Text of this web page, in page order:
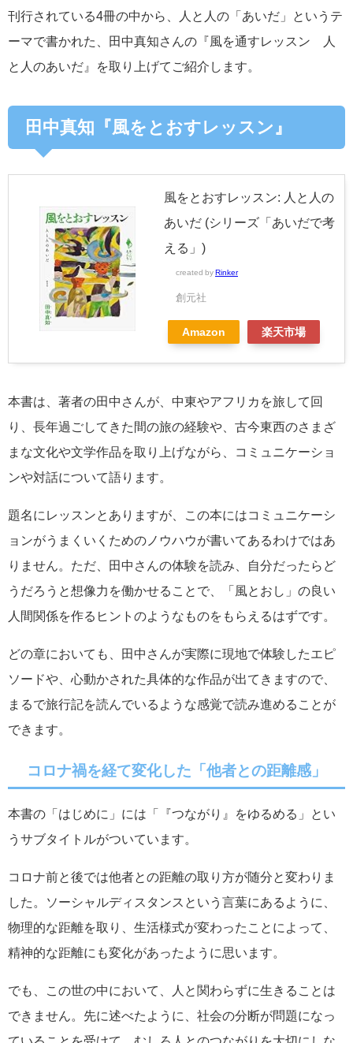
刊行されている4冊の中から、人と人の「あいだ」というテ
ーマで書かれた、田中真知さんの『風を通すレッスン 人
と人のあいだ』を取り上げてご紹介します。
田中真知『風をとおすレッスン』
風をとおすレッスン: 人と人の
あいだ (シリーズ「あいだで考
える」)
created by Rinker
創元社
Amazon 楽天市場
本書は、著者の田中さんが、中東やアフリカを旅して回
り、長年過ごしてきた間の旅の経験や、古今東西のさまざ
まな文化や文学作品を取り上げながら、コミュニケーショ
ンや対話について語ります。
題名にレッスンとありますが、この本にはコミュニケーシ
ョンがうまくいくためのノウハウが書いてあるわけではあ
りません。ただ、田中さんの体験を読み、自分だったらど
うだろうと想像力を働かせることで、「風とおし」の良い
人間関係を作るヒントのようなものをもらえるはずです。
どの章においても、田中さんが実際に現地で体験したエピ
ソードや、心動かされた具体的な作品が出てきますので、
まるで旅行記を読んでいるような感覚で読み進めることが
できます。
コロナ禍を経て変化した「他者との距離感」
本書の「はじめに」には「『つながり』をゆるめる」とい
うサブタイトルがついています。
コロナ前と後では他者との距離の取り方が随分と変わりま
した。ソーシャルディスタンスという言葉にあるように、
物理的な距離を取り、生活様式が変わったことによって、
精神的な距離にも変化があったように思います。
でも、この世の中において、人と関わらずに生きることは
できません。先に述べたように、社会の分断が問題になっ